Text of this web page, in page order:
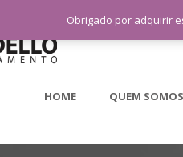
HOME QUEM SOMOS
Obrigado por adquirir